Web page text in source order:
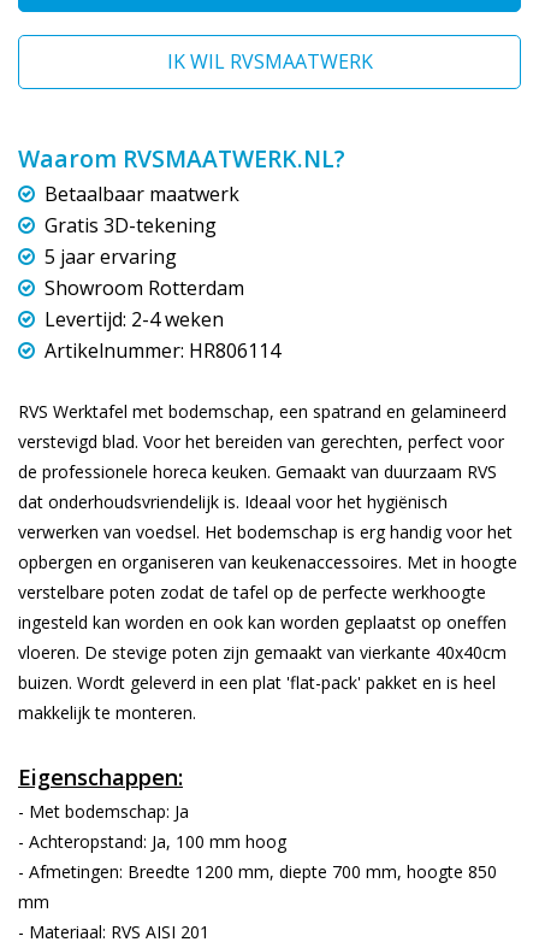
IK WIL RVSMAATWERK
Waarom RVSMAATWERK.NL?
Betaalbaar maatwerk
Gratis 3D-tekening
5 jaar ervaring
Showroom Rotterdam
Levertijd: 2-4 weken
Artikelnummer: HR806114
RVS Werktafel met bodemschap, een spatrand en gelamineerd
verstevigd blad. Voor het bereiden van gerechten, perfect voor
de professionele horeca keuken. Gemaakt van duurzaam RVS
dat onderhoudsvriendelijk is. Ideaal voor het hygiënisch
verwerken van voedsel. Het bodemschap is erg handig voor het
opbergen en organiseren van keukenaccessoires. Met in hoogte
verstelbare poten zodat de tafel op de perfecte werkhoogte
ingesteld kan worden en ook kan worden geplaatst op oneffen
vloeren. De stevige poten zijn gemaakt van vierkante 40x40cm
buizen. Wordt geleverd in een plat 'flat-pack' pakket en is heel
makkelijk te monteren.
Eigenschappen:
- Met bodemschap: Ja
- Achteropstand: Ja, 100 mm hoog
- Afmetingen: Breedte 1200 mm, diepte 700 mm, hoogte 850
mm
- Materiaal: RVS AISI 201